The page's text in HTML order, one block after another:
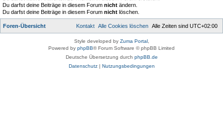
Du darfst deine Beiträge in diesem Forum nicht ändern.
Du darfst deine Beiträge in diesem Forum nicht löschen.
Foren-Übersicht Alle Zeiten sind UTC+02:00
Alle Cookies löschen
Kontakt
Style developed by Zuma Portal,
Powered by phpBB® Forum Software © phpBB Limited
Deutsche Übersetzung durch phpBB.de
Datenschutz| Nutzungsbedingungen